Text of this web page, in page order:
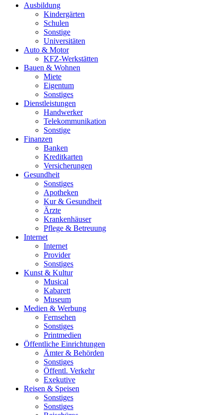
Ausbildung
Kindergärten
Schulen
Sonstige
Universitäten
Auto & Motor
KFZ-Werkstätten
Bauen & Wohnen
Miete
Eigentum
Sonstiges
Dienstleistungen
Handwerker
Telekommunikation
Sonstige
Finanzen
Banken
Kreditkarten
Versicherungen
Gesundheit
Sonstiges
Apotheken
Kur & Gesundheit
Ärzte
Krankenhäuser
Pflege & Betreuung
Internet
Internet
Provider
Sonstiges
Kunst & Kultur
Musical
Kabarett
Museum
Medien & Werbung
Fernsehen
Sonstiges
Printmedien
Öffentliche Einrichtungen
Ämter & Behörden
Sonstiges
Öffentl. Verkehr
Exekutive
Reisen & Speisen
Sonstiges
Sonstiges